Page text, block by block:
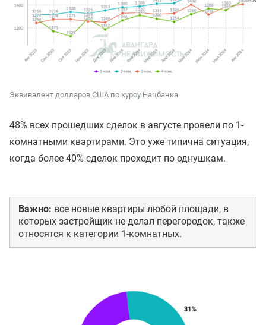
Эквивалент долларов США по курсу Нацбанка
48% всех прошедших сделок в августе провели по 1-
комнатными квартирами. Это уже типична ситуация,
когда более 40% сделок проходит по однушкам.
Важно: все новые квартиры любой площади, в
которых застройщик не делал перегородок, также
относятся к категории 1-комнатных.